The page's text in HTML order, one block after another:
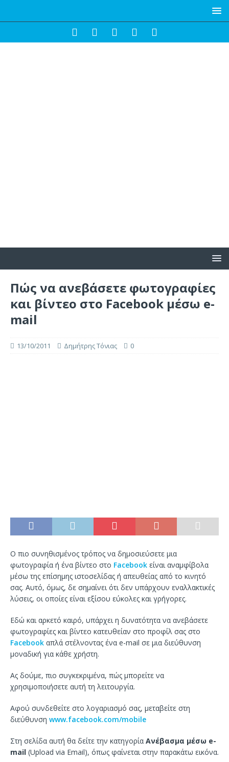
Πώς να ανεβάσετε φωτογραφίες
και βίντεο στο Facebook μέσω e-
mail
13/10/2011 Δημήτρης Τόνιας 0
Ο πιο συνηθισμένος τρόπος να δημοσιεύσετε μια
φωτογραφία ή ένα βίντεο στο Facebook είναι αναμφίβολα
μέσω της επίσημης ιστοσελίδας ή απευθείας από το κινητό
σας. Αυτό, όμως, δε σημαίνει ότι δεν υπάρχουν εναλλακτικές
λύσεις, οι οποίες είναι εξίσου εύκολες και γρήγορες.
Εδώ και αρκετό καιρό, υπάρχει η δυνατότητα να ανεβάσετε
φωτογραφίες και βίντεο κατευθείαν στο προφίλ σας στο
Facebook απλά στέλνοντας ένα e-mail σε μια διεύθυνση
μοναδική για κάθε χρήστη.
Ας δούμε, πιο συγκεκριμένα, πώς μπορείτε να
χρησιμοποιήσετε αυτή τη λειτουργία.
Αφού συνδεθείτε στο λογαριασμό σας, μεταβείτε στη
διεύθυνση www.facebook.com/mobile
Στη σελίδα αυτή θα δείτε την κατηγορία Ανέβασμα μέσω e-
mail (Upload via Email), όπως φαίνεται στην παρακάτω εικόνα.